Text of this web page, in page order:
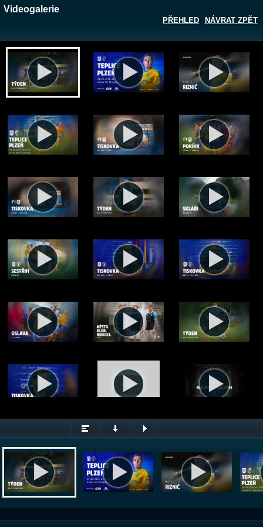
Zobrazit galerii
Videogalerie
NÁVRAT ZPĚT
PŘEHLED
Týden na Stínadlech 28/26 (6.8.2026)